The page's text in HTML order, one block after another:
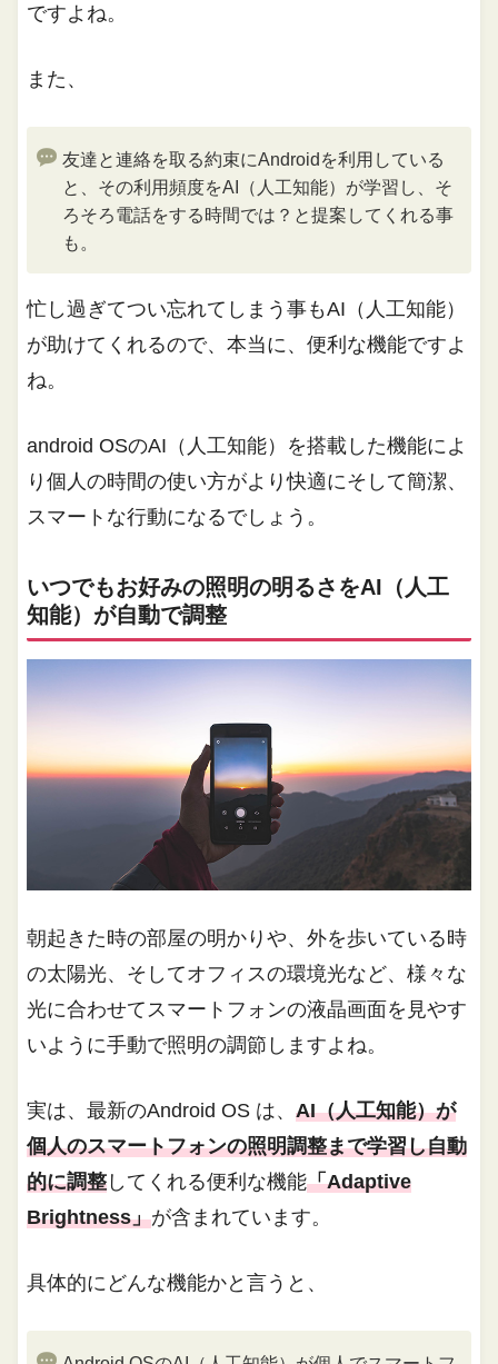
ですよね。
また、
友達と連絡を取る約束にAndroidを利用している
と、その利用頻度をAI（人工知能）が学習し、そ
ろそろ電話をする時間では？と提案してくれる事
も。
忙し過ぎてつい忘れてしまう事もAI（人工知能）
が助けてくれるので、本当に、便利な機能ですよ
ね。
android OSのAI（人工知能）を搭載した機能によ
り個人の時間の使い方がより快適にそして簡潔、
スマートな行動になるでしょう。
いつでもお好みの照明の明るさをAI（人工
知能）が自動で調整
朝起きた時の部屋の明かりや、外を歩いている時
の太陽光、そしてオフィスの環境光など、様々な
光に合わせてスマートフォンの液晶画面を見やす
いように手動で照明の調節しますよね。
実は、最新のAndroid OS は、AI（人工知能）が
個人のスマートフォンの照明調整まで学習し自動
的に調整 してくれる便利な機能「Adaptive
Brightness」が含まれています。
具体的にどんな機能かと言うと、